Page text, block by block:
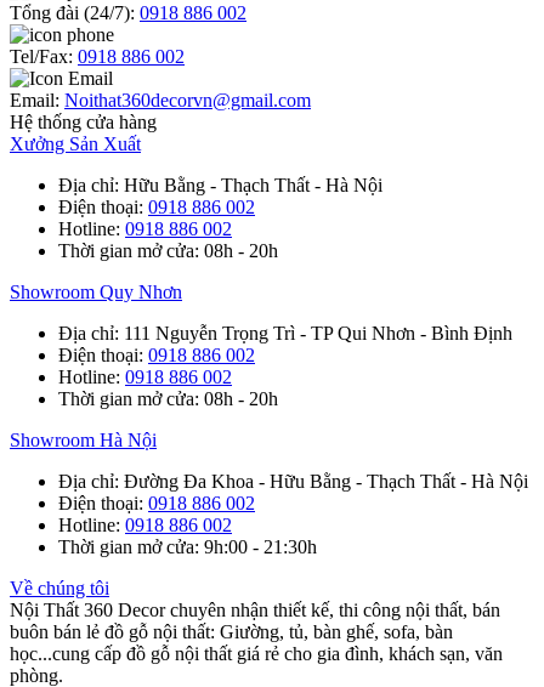
Tổng đài (24/7): 0918 886 002
Tel/Fax: 0918 886 002
Email: Noithat360decorvn@gmail.com
Hệ thống cửa hàng
Xưởng Sản Xuất
Địa chỉ: Hữu Bằng - Thạch Thất - Hà Nội
Điện thoại: 0918 886 002
Hotline: 0918 886 002
Thời gian mở cửa: 08h - 20h
Showroom Quy Nhơn
Địa chỉ: 111 Nguyễn Trọng Trì - TP Qui Nhơn - Bình Định
Điện thoại: 0918 886 002
Hotline: 0918 886 002
Thời gian mở cửa: 08h - 20h
Showroom Hà Nội
Địa chỉ: Đường Đa Khoa - Hữu Bằng - Thạch Thất - Hà Nội
Điện thoại: 0918 886 002
Hotline: 0918 886 002
Thời gian mở cửa: 9h:00 - 21:30h
Về chúng tôi
Nội Thất 360 Decor chuyên nhận thiết kế, thi công nội thất, bán
buôn bán lẻ đồ gỗ nội thất: Giường, tủ, bàn ghế, sofa, bàn
học...cung cấp đồ gỗ nội thất giá rẻ cho gia đình, khách sạn, văn
phòng.